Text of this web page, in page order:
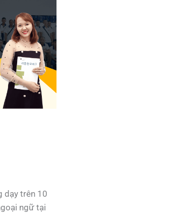
dạy trên 10
ngữ tại